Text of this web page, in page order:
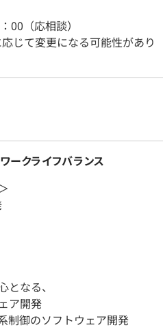
00（応相談）
じて変更になる可能性があり
ークライフバランス
なる、
ア開発
制御のソフトウェア開発